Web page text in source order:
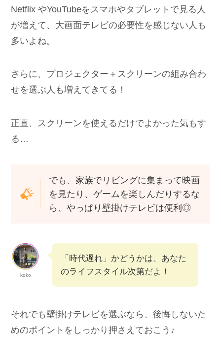
Netflix やYouTubeをスマホやタブレットで見る人
が増えて、大画面テレビの必要性を感じない人も
多いよね。
さらに、プロジェクター＋スクリーンの組み合わ
せを選ぶ人も増えてきてる！
正直、スクリーンを使えるだけでよかった気もす
る…
でも、家族でリビングに集まって映画
を見たり、ゲームを楽しんだりするな
ら、やっぱり壁掛けテレビは便利◎
koko
「時代遅れ」かどうかは、あなた
のライフスタイル次第だよ！
それでも壁掛けテレビを選ぶなら、後悔しないた
めのポイントをしっかり押さえておこう♪